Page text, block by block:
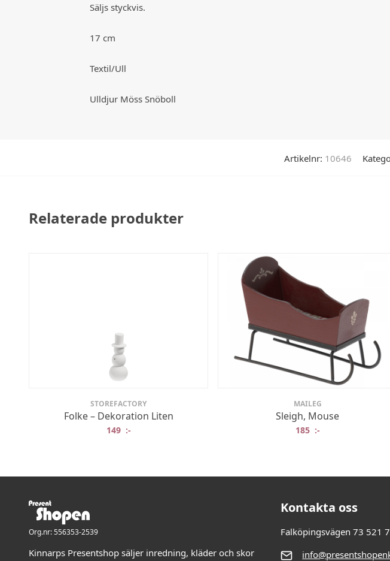
Säljs styckvis.
17 cm
Textil/Ull
Ulldjur Möss Snöboll
Artikelnr: 10646
Relaterade produkter
STOREFACTORY
Folke – Dekoration Liten
149 :-
MAILEG
Sleigh, Mouse
185 :-
Org.nr: 556353-2539
Kinnarps Presentshop säljer inredning, kläder och skor
Kontakta oss
Falköpingsvägen 73 521